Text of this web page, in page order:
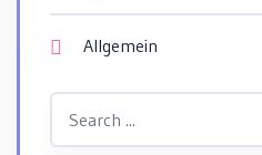
Allgemein